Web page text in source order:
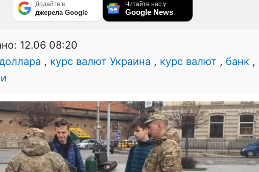
Додайте в
джерела Google
Читайте нас у
Google News
12.06 08:20
, курс валют Украина , курс валют , банк ,